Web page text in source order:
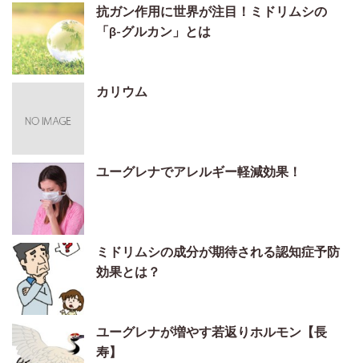
抗ガン作用に世界が注目！ミドリムシの
「β-グルカン」とは
カリウム
ユーグレナでアレルギー軽減効果！
ミドリムシの成分が期待される認知症予防
効果とは？
ユーグレナが増やす若返りホルモン【長
寿】